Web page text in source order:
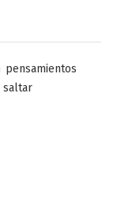
Publicado
en
pensamientos
saltar